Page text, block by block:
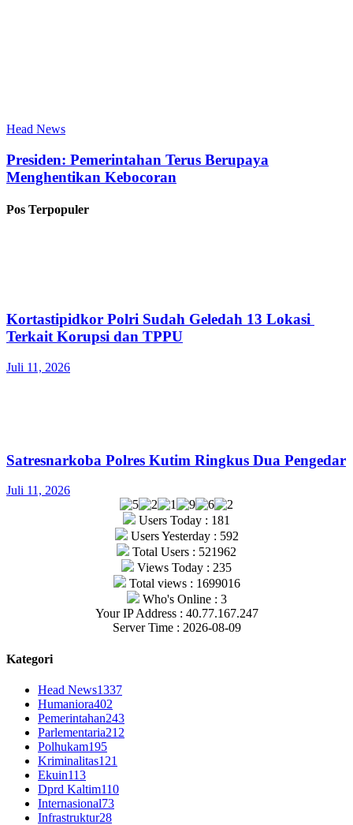
Head News
Presiden: Pemerintahan Terus Berupaya
Menghentikan Kebocoran
Pos Terpopuler
Kortastipidkor Polri Sudah Geledah 13 Lokasi
Terkait Korupsi dan TPPU
Juli 11, 2026
Satresnarkoba Polres Kutim Ringkus Dua Pengedar
Juli 11, 2026
Users Today : 181
Users Yesterday : 592
Total Users : 521962
Views Today : 235
Total views : 1699016
Who's Online : 3
Your IP Address : 40.77.167.247
Server Time : 2026-08-09
Kategori
Head News1337
Humaniora402
Pemerintahan243
Parlementaria212
Polhukam195
Kriminalitas121
Ekuin113
Dprd Kaltim110
Internasional73
Infrastruktur28